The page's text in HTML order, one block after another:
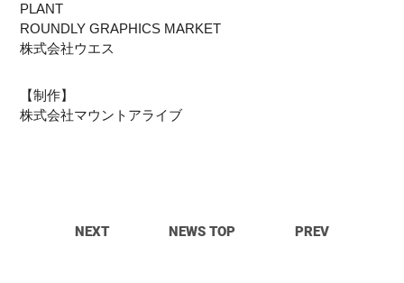
PLANT
ROUNDLY GRAPHICS MARKET
株式会社ウエス
【制作】
株式会社マウントアライブ
NEXT NEWS TOP PREV